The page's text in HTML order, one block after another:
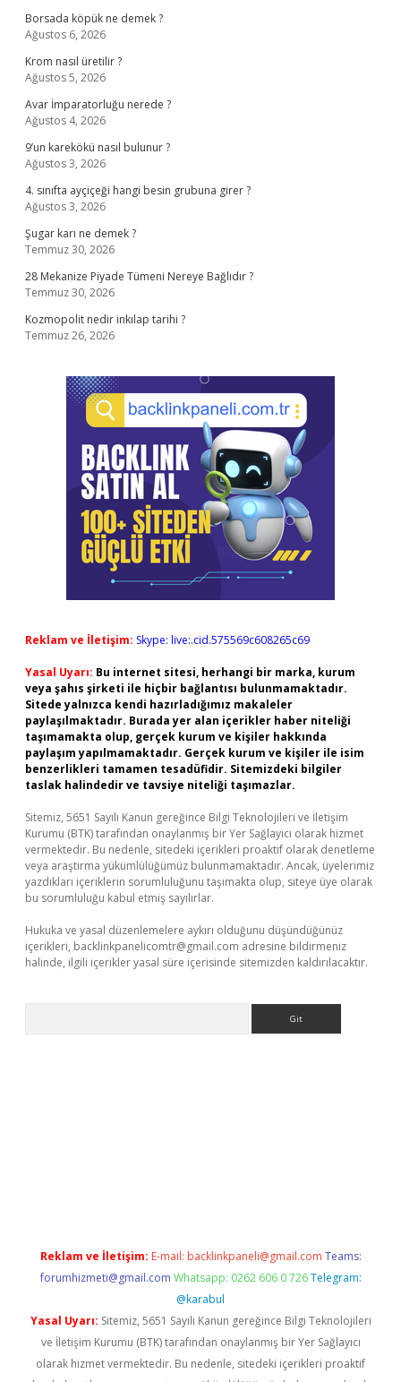
Borsada köpük ne demek ?
Ağustos 6, 2026
Krom nasıl üretilir ?
Ağustos 5, 2026
Avar İmparatorluğu nerede ?
Ağustos 4, 2026
9’un karekökü nasıl bulunur ?
Ağustos 3, 2026
4. sınıfta ayçiçeği hangi besin grubuna girer ?
Ağustos 3, 2026
Şugar karı ne demek ?
Temmuz 30, 2026
28 Mekanize Piyade Tümeni Nereye Bağlıdır ?
Temmuz 30, 2026
Kozmopolit nedir inkılap tarihi ?
Temmuz 26, 2026
Reklam ve İletişim: Skype: live:.cid.575569c608265c69
Yasal Uyarı: Bu internet sitesi, herhangi bir marka, kurum
veya şahıs şirketi ile hiçbir bağlantısı bulunmamaktadır.
Sitede yalnızca kendi hazırladığımız makaleler
paylaşılmaktadır. Burada yer alan içerikler haber niteliği
taşımamakta olup, gerçek kurum ve kişiler hakkında
paylaşım yapılmamaktadır. Gerçek kurum ve kişiler ile isim
benzerlikleri tamamen tesadüfidir. Sitemizdeki bilgiler
taslak halindedir ve tavsiye niteliği taşımazlar.
Sitemiz, 5651 Sayılı Kanun gereğince Bilgi Teknolojileri ve İletişim
Kurumu (BTK) tarafından onaylanmış bir Yer Sağlayıcı olarak hizmet
vermektedir. Bu nedenle, sitedeki içerikleri proaktif olarak denetleme
veya araştırma yükümlülüğümüz bulunmamaktadır. Ancak, üyelerimiz
yazdıkları içeriklerin sorumluluğunu taşımakta olup, siteye üye olarak
bu sorumluluğu kabul etmiş sayılırlar.
Hukuka ve yasal düzenlemelere aykırı olduğunu düşündüğünüz
içerikleri, backlinkpanelicomtr@gmail.com adresine bildirmeniz
halinde, ilgili içerikler yasal süre içerisinde sitemizden kaldırılacaktır.
Reklam ve İletişim: E-mail: backlinkpaneli@gmail.com Teams:
forumhizmeti@gmail.com Whatsapp: 0262 606 0 726 Telegram:
@karabul
Yasal Uyarı: Sitemiz, 5651 Sayılı Kanun gereğince Bilgi Teknolojileri
ve İletişim Kurumu (BTK) tarafından onaylanmış bir Yer Sağlayıcı
olarak hizmet vermektedir. Bu nedenle, sitedeki içerikleri proaktif